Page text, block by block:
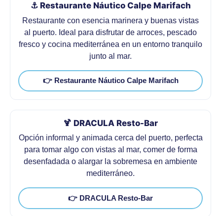
⚓ Restaurante Náutico Calpe Marifach
Restaurante con esencia marinera y buenas vistas
al puerto. Ideal para disfrutar de arroces, pescado
fresco y cocina mediterránea en un entorno tranquilo
junto al mar.
👉 Restaurante Náutico Calpe Marifach
🍹 DRACULA Resto-Bar
Opción informal y animada cerca del puerto, perfecta
para tomar algo con vistas al mar, comer de forma
desenfadada o alargar la sobremesa en ambiente
mediterráneo.
👉 DRACULA Resto-Bar